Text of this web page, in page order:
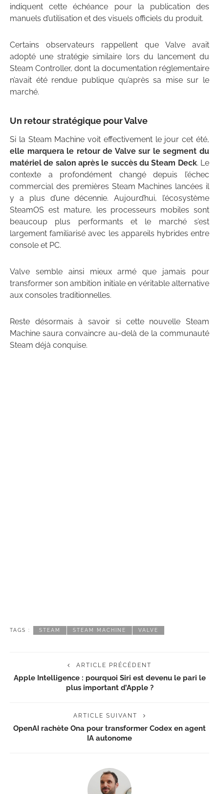
indiquent cette échéance pour la publication des
manuels d’utilisation et des visuels officiels du produit.
Certains observateurs rappellent que Valve avait
adopté une stratégie similaire lors du lancement du
Steam Controller, dont la documentation réglementaire
n’avait été rendue publique qu’après sa mise sur le
marché.
Un retour stratégique pour Valve
Si la Steam Machine voit effectivement le jour cet été,
elle marquera le retour de Valve sur le segment du
matériel de salon après le succès du Steam Deck. Le
contexte a profondément changé depuis l’échec
commercial des premières Steam Machines lancées il
y a plus d’une décennie. Aujourd’hui, l’écosystème
SteamOS est mature, les processeurs mobiles sont
beaucoup plus performants et le marché s’est
largement familiarisé avec les appareils hybrides entre
console et PC.
Valve semble ainsi mieux armé que jamais pour
transformer son ambition initiale en véritable alternative
aux consoles traditionnelles.
Reste désormais à savoir si cette nouvelle Steam
Machine saura convaincre au-delà de la communauté
Steam déjà conquise.
TAGS : STEAM STEAM MACHINE VALVE
ARTICLE PRÉCÉDENT
Apple Intelligence : pourquoi Siri est devenu le pari le
plus important d’Apple ?
ARTICLE SUIVANT
OpenAI rachète Ona pour transformer Codex en agent
IA autonome